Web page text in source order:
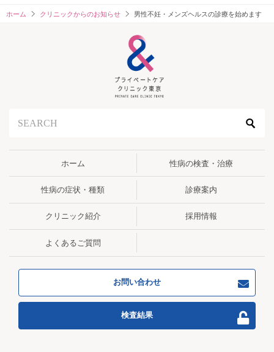
ナ
ン
ホーム クリニックからのお知らせ 男性不妊・メンズヘルスの診療を始めます
ホーム 性病の検査・治療
性病の症状・種類 診療案内
クリニック紹介 採用情報
よくあるご質問
お問い合わせ
検査結果